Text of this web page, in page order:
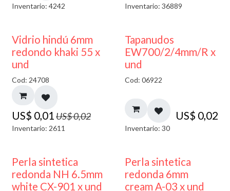
Inventario: 4242 Inventario: 36889
40% DESCUENTO
Vidrio hindú 6mm
redondo khaki 55 x
und
Cod: 24708
US$ 0,01 US$0,02
Inventario: 2611
Tapanudos
EW700/2/4mm/R x
und
Cod: 06922
US$ 0,02
Inventario: 30
Perla sintetica
redonda NH 6.5mm
white CX-901 x und
Perla sintetica
redonda 6mm
cream A-03 x und